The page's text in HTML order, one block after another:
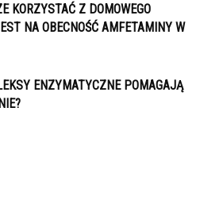
KORZYSTAĆ Z DOMOWEGO
NA OBECNOŚĆ AMFETAMINY W
ENZYMATYCZNE POMAGAJĄ